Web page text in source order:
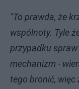
"To prawda, że
wspólnoty. Tyle
przypadku
mechanizm -
tego bronić,